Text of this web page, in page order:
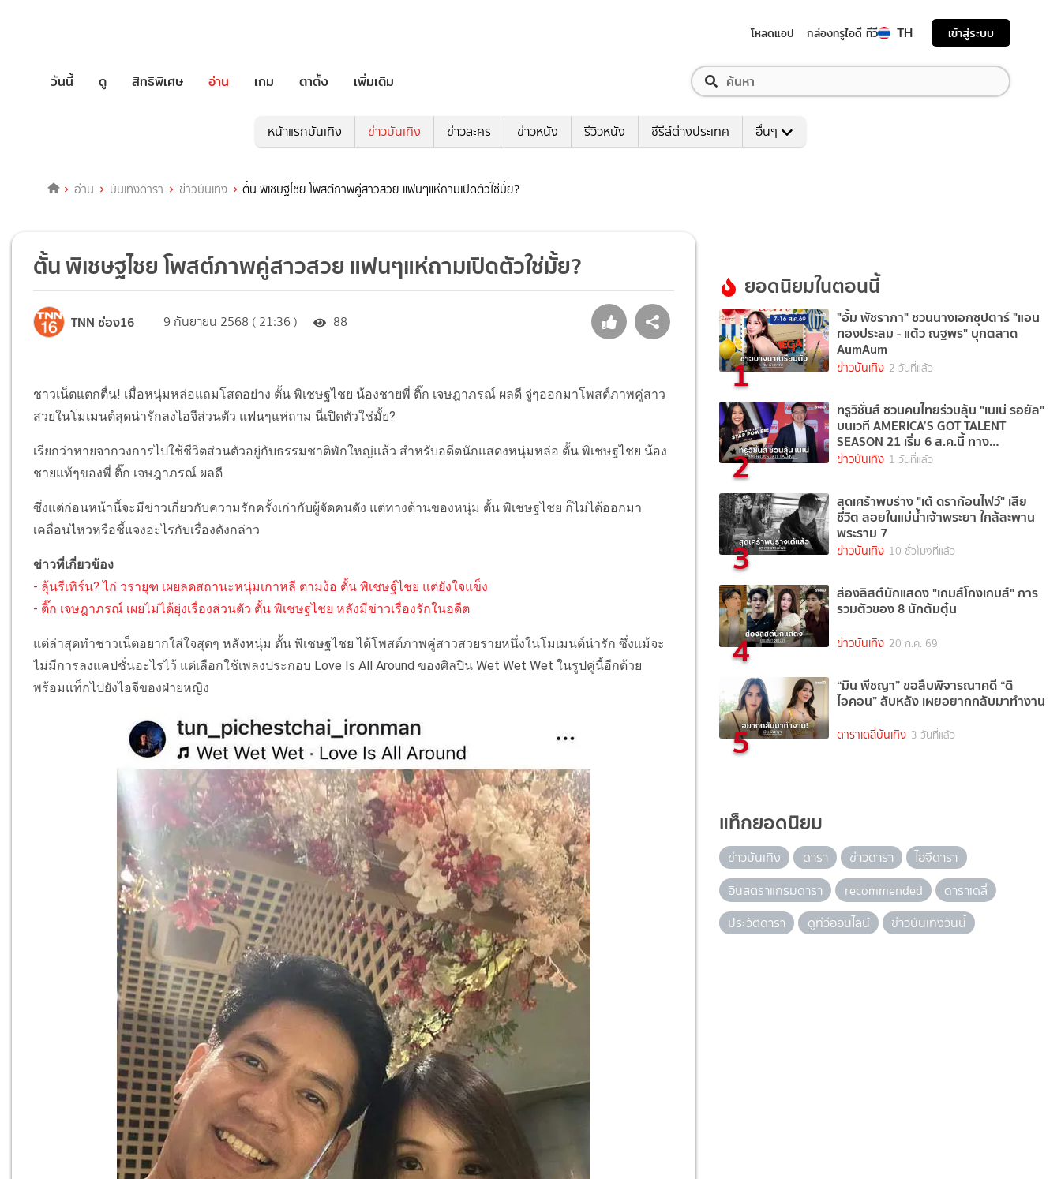
โหลดแอป กล่องทรูไอดี ทีวี TH เข้าสู่ระบบ
วันนี้ ดู สิทธิพิเศษ อ่าน เกม ตาตั้ง เพิ่มเติม
หน้าแรกบันเทิง ข่าวบันเทิง ข่าวละคร ข่าวหนัง รีวิวหนัง ซีรีส์ต่างประเทศ อื่นๆ
อ่าน บันเทิงดารา ข่าวบันเทิง ตั้น พิเชษฐไชย โพสต์ภาพคู่สาวสวย แฟนๆแห่ถามเปิดตัวใช่มั้ย?
ตั้น พิเชษฐไชย โพสต์ภาพคู่สาวสวย แฟนๆแห่ถามเปิดตัวใช่มั้ย?
TNN ช่อง16 9 กันยายน 2568 ( 21:36 ) 88
ชาวเน็ตแตกตื่น! เมื่อหนุ่มหล่อแถมโสดอย่าง ตั้น พิเชษฐไชย น้องชายพี่ ติ๊ก เจษฎาภรณ์ ผลดี จู่ๆออกมาโพสต์ภาพคู่สาว
สวยในโมเมนต์สุดน่ารักลงไอจีส่วนตัว แฟนๆแห่ถาม นี่เปิดตัวใช่มั้ย?
เรียกว่าหายจากวงการไปใช้ชีวิตส่วนตัวอยู่กับธรรมชาติพักใหญ่แล้ว สำหรับอดีตนักแสดงหนุ่มหล่อ ตั้น พิเชษฐไชย น้อง
ชายแท้ๆของพี่ ติ๊ก เจษฎาภรณ์ ผลดี
ซึ่งแต่ก่อนหน้านี้จะมีข่าวเกี่ยวกับความรักครั้งเก่ากับผู้จัดคนดัง แต่ทางด้านของหนุ่ม ตั้น พิเชษฐไชย ก็ไม่ได้ออกมา
เคลื่อนไหวหรือชี้แจงอะไรกับเรื่องดังกล่าว
ข่าวที่เกี่ยวข้อง
- ลุ้นรีเทิร์น? ไก่ วรายุฑ เผยลดสถานะหนุ่มเกาหลี ตามง้อ ตั้น พิเชษฐ์ไชย แต่ยังใจแข็ง
- ติ๊ก เจษฎาภรณ์ เผยไม่ได้ยุ่งเรื่องส่วนตัว ตั้น พิเชษฐไชย หลังมีข่าวเรื่องรักในอดีต
แต่ล่าสุดทำชาวเน็ตอยากใส่ใจสุดๆ หลังหนุ่ม ตั้น พิเชษฐไชย ได้โพสต์ภาพคู่สาวสวยรายหนึ่งในโมเมนต์น่ารัก ซึ่งแม้จะ
ไม่มีการลงแคปชั่นอะไรไว้ แต่เลือกใช้เพลงประกอบ Love Is All Around ของศิลปิน Wet Wet Wet ในรูปคู่นี้อีกด้วย
พร้อมแท็กไปยังไอจีของฝ่ายหญิง
ยอดนิยมในตอนนี้
1
"อั้ม พัชราภา" ชวนนางเอกซุปตาร์ "แอน
ทองประสม - แต้ว ณฐพร" บุกตลาด
AumAum
ข่าวบันเทิง 2 วันที่แล้ว
2
ทรูวิชั่นส์ ชวนคนไทยร่วมลุ้น "เนเน่ รอยัล"
บนเวที AMERICA’S GOT TALENT
SEASON 21 เริ่ม 6 ส.ค.นี้ ทาง
TrueVisions NOW
ข่าวบันเทิง 1 วันที่แล้ว
3
สุดเศร้าพบร่าง "เต้ ดราก้อนไฟว์" เสีย
ชีวิต ลอยในแม่น้ำเจ้าพระยา ใกล้สะพาน
พระราม 7
ข่าวบันเทิง 10 ชั่วโมงที่แล้ว
4
ส่องลิสต์นักแสดง "เกมส์โกงเกมส์" การ
รวมตัวของ 8 นักต้มตุ๋น
ข่าวบันเทิง 20 ก.ค. 69
5
“มิน พีชญา” ขอสืบพิจารณาคดี “ดิ
ไอคอน” ลับหลัง เผยอยากกลับมาทำงาน
ดาราเดลี่บันเทิง 3 วันที่แล้ว
แท็กยอดนิยม
ข่าวบันเทิง ดารา ข่าวดารา
ไอจีดารา
อินสตราแกรมดารา
recommended
ดาราเดลี่
ประวัติดารา
ดูทีวีออนไลน์ ข่าวบันเทิงวันนี้